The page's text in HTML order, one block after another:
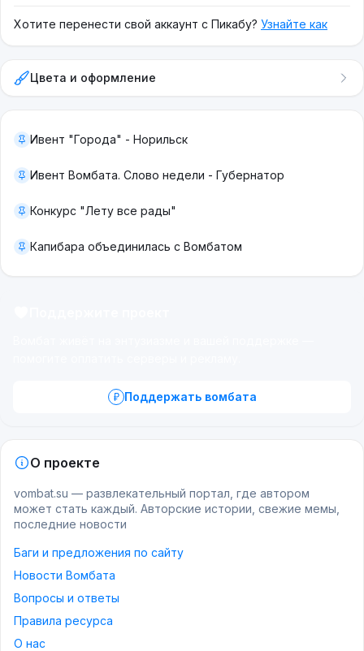
Хотите перенести свой аккаунт с Пикабу? Узнайте как
Цвета и оформление
Ивент "Города" - Норильск
Ивент Вомбата. Слово недели - Губернатор
Конкурс "Лету все рады"
Капибара объединилась с Вомбатом
Поддержать вомбата
О проекте
vombat.su — развлекательный портал, где автором
может стать каждый. Авторские истории, свежие мемы,
последние новости
Баги и предложения по сайту
Новости Вомбата
Вопросы и ответы
Правила ресурса
О нас